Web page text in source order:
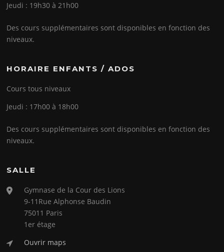
Jeudi : 19h30 à 21h00
Des cours supplémentaires sont disponibles en fonction des
niveaux.
HORAIRE ENFANTS / ADOS
Cours tous niveaux
Jeudi : 17h00 à 18h00
Des cours supplémentaires sont disponibles en fonction des
niveaux.
SALLE
Gymnase de la Cour des Lions
9-11Rue Alphonse Baudin
75011 Paris
1er étage
Ouvrir maps